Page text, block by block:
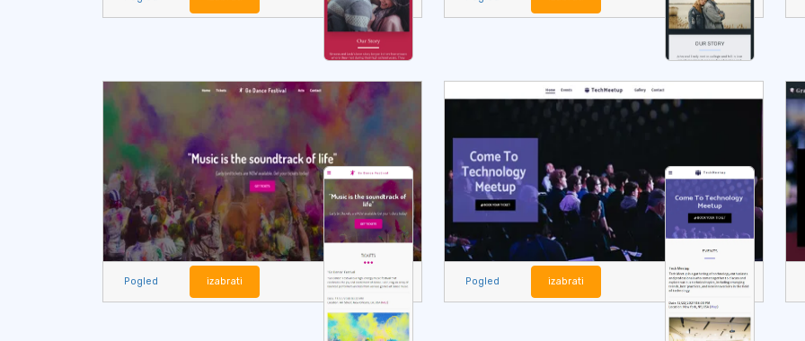
Pogled izabrati Pogled izabrati